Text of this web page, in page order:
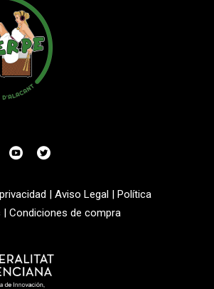
| Aviso Legal | Política
| Condiciones de compra